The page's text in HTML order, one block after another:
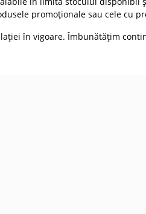
promoționale sau cele cu
în vigoare. Îmbunătățim